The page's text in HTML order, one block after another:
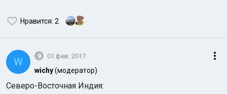
Нравится: 2
W 9 01 фев. 2017
wichy(модератор)
Северо-Восточная Индия: